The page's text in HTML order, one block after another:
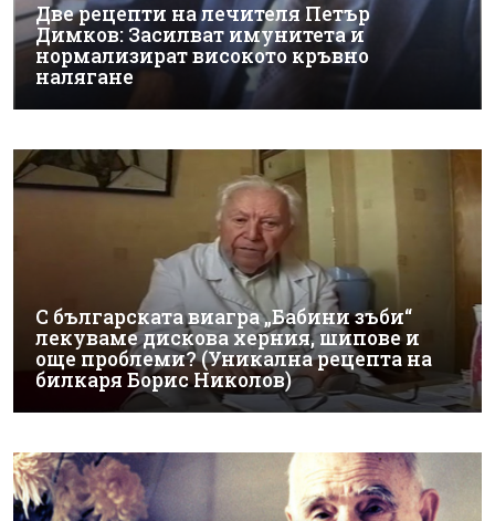
Две рецепти на лечителя Петър
Димков: Засилват имунитета и
нормализират високото кръвно
налягане
С българската виагра „Бабини зъби“
лекуваме дискова херния, шипове и
още проблеми? (Уникална рецепта на
билкаря Борис Николов)